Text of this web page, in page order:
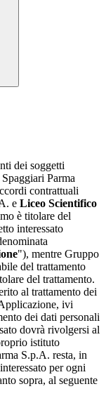
dei soggetti
Parma
contrattuali
e Liceo Scientifico
è titolare del
interessato
"), mentre Gruppo
del trattamento
del trattamento.
al trattamento dei
ivi
dei dati personali
dovrà rivolgersi al
istituto
S.p.A. resta, in
per ogni
sopra, al seguente